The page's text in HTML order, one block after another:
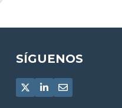
SÍGUENOS